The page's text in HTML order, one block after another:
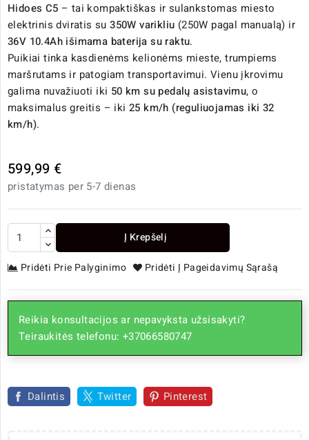
Hidoes C5 – tai kompaktiškas ir sulankstomas miesto
elektrinis dviratis su350W varikliu (250W pagal manualą) ir
36V 10.4Ah išimama baterija su raktu.
Puikiai tinka kasdienėms kelionėms mieste, trumpiems
maršrutams ir patogiam transportavimui. Vienu įkrovimu
galima nuvažiuoti iki 50 km su pedalų asistavimu, o
maksimalus greitis – iki 25 km/h (reguliuojamas iki 32
km/h).
599,99 €
pristatymas per 5-7 dienas
Į Krepšelį
Pridėti Prie Palyginimo Pridėti Į Pageidavimų Sąrašą
Reikia konsultacijos ar nepavyksta užsisakyti?
Teiraukitės telefonu: +37066580747
Dalintis Twitter Pinterest